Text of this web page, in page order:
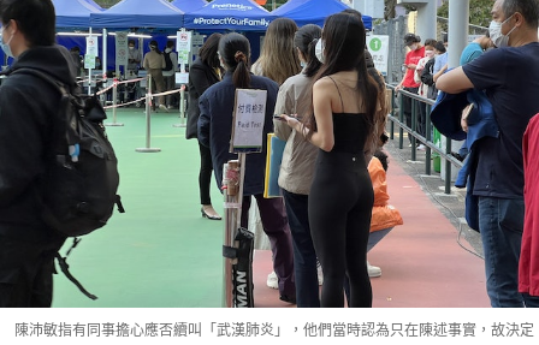
陳沛敏指有同事擔心應否續叫「武漢肺炎」，他們當時認為只在陳述事實，故決定